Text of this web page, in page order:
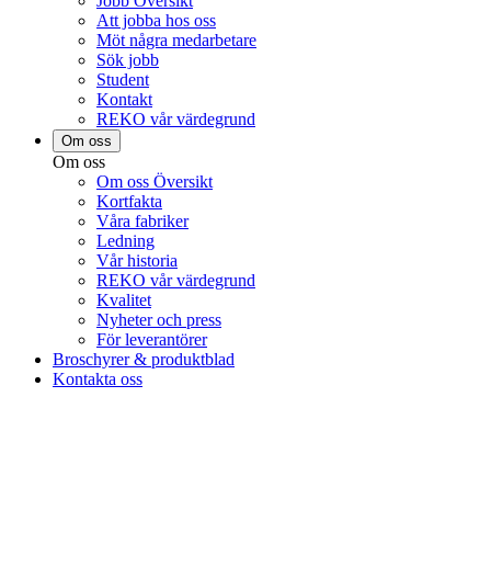
Att jobba hos oss
Möt några medarbetare
Sök jobb
Student
Kontakt
REKO vår värdegrund
Om oss
Om oss
Om oss Översikt
Kortfakta
Våra fabriker
Ledning
Vår historia
REKO vår värdegrund
Kvalitet
Nyheter och press
För leverantörer
Broschyrer & produktblad
Kontakta oss